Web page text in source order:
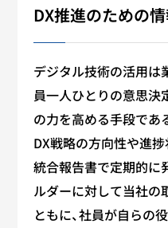
DX推進のための
デジタル技術の活用は
員一人ひとりの意思決
の力を高める手段であ
DX戦略の方向性や進
統合報告書で定期的に
ルダーに対して当社の
ともに、社員が自らの